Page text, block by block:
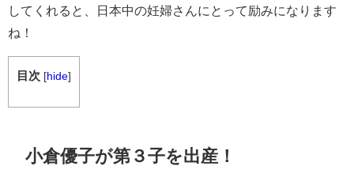
してくれると、日本中の妊婦さんにとって励みになります
ね！
目次 [hide]
小倉優子が第３子を出産！